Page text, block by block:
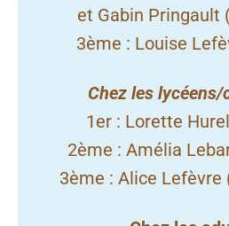
et Gabin Pringault
3ème : Louise
Chez les
1er : Lorette
2ème : Amélia
3ème : Alice